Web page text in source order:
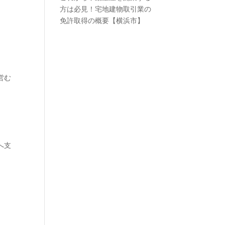
む
支
方は必見！宅地建物取引業の
免許取得の概要【横浜市】